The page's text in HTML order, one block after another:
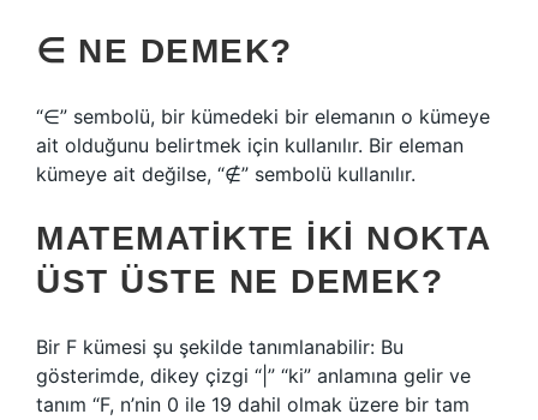
∈ NE DEMEK?
“∈” sembolü, bir kümedeki bir elemanın o kümeye
ait olduğunu belirtmek için kullanılır. Bir eleman
kümeye ait değilse, “∉” sembolü kullanılır.
MATEMATIKTE IKI NOKTA
ÜST ÜSTE NE DEMEK?
Bir F kümesi şu şekilde tanımlanabilir: Bu
gösterimde, dikey çizgi “|” “ki” anlamına gelir ve
tanım “F, n’nin 0 ile 19 dahil olmak üzere bir tam